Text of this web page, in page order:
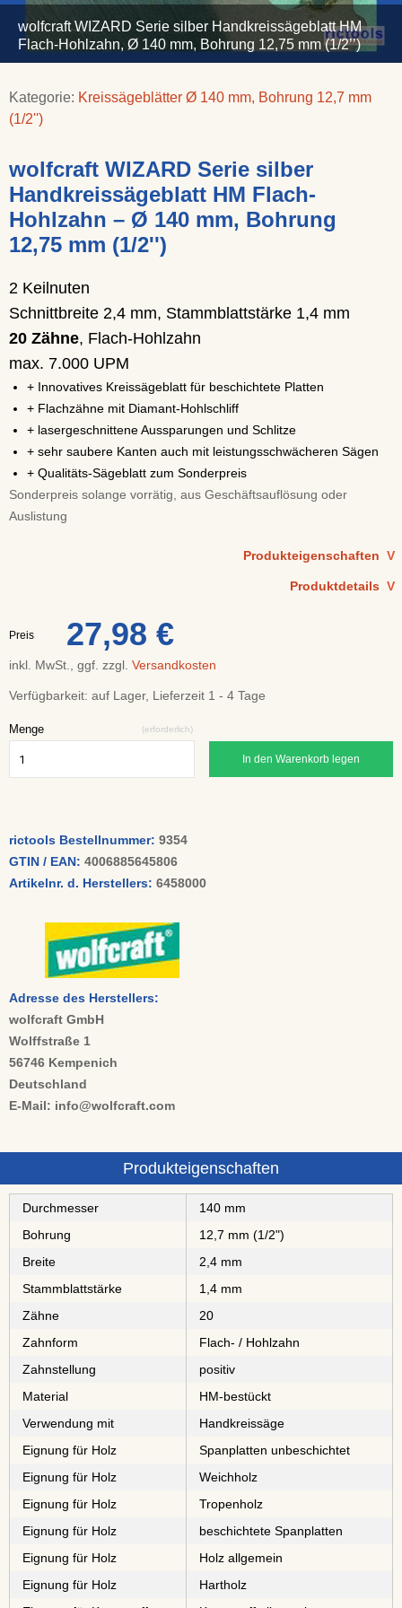
wolfcraft WIZARD Serie silber Handkreissägeblatt HM
Flach-Hohlzahn, Ø 140 mm, Bohrung 12,75 mm (1/2’’)
Kategorie: Kreissägeblätter Ø 140 mm, Bohrung 12,7 mm
(1/2'')
wolfcraft WIZARD Serie silber
Handkreissägeblatt HM Flach-
Hohlzahn – Ø 140 mm, Bohrung
12,75 mm (1/2'')
2 Keilnuten
Schnittbreite 2,4 mm, Stammblattstärke 1,4 mm
20 Zähne, Flach-Hohlzahn
max. 7.000 UPM
+ Innovatives Kreissägeblatt für beschichtete Platten
+ Flachzähne mit Diamant-Hohlschliff
+ lasergeschnittene Aussparungen und Schlitze
+ sehr saubere Kanten auch mit leistungsschwächeren Sägen
+ Qualitäts-Sägeblatt zum Sonderpreis
Sonderpreis solange vorrätig, aus Geschäftsauflösung oder
Auslistung
Produkteigenschaften V
Produktdetails V
Preis 27,98 €
inkl. MwSt., ggf. zzgl. Versandkosten
Verfügbarkeit: auf Lager, Lieferzeit 1 - 4 Tage
Menge (erforderlich)
In den Warenkorb legen
rictools Bestellnummer: 9354
GTIN / EAN: 4006885645806
Artikelnr. d. Herstellers: 6458000
Adresse des Herstellers:
wolfcraft GmbH
Wolffstraße 1
56746 Kempenich
Deutschland
E-Mail: info@wolfcraft.com
Produkteigenschaften
Durchmesser
140 mm
Bohrung
12,7 mm (1/2")
Breite
2,4 mm
Stammblattstärke
1,4 mm
Zähne
20
Zahnform
Flach- / Hohlzahn
Zahnstellung
positiv
Material
⁠⁠⁠⁠⁠⁠⁠⁠HM-bestückt
Verwendung mit
Handkreissäge
Eignung für Holz
⁠⁠⁠⁠⁠⁠⁠⁠Spanplatten unbeschichtet
Eignung für Holz
⁠Weichholz
Eignung für Holz
⁠⁠⁠⁠⁠Tropenholz
Eignung für Holz
⁠⁠⁠⁠⁠⁠⁠⁠⁠⁠beschichtete Spanplatten
Eignung für Holz
Holz allgemein
Eignung für Holz
⁠⁠⁠Hartholz